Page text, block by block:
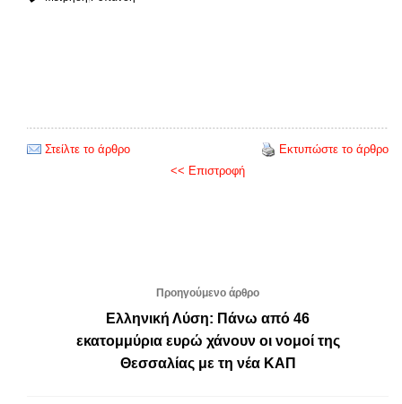
Στείλτε το άρθρο
Εκτυπώστε το άρθρο
<< Επιστροφή
Προηγούμενο άρθρο
Ελληνική Λύση: Πάνω από 46
εκατομμύρια ευρώ χάνουν οι νομοί της
Θεσσαλίας με τη νέα ΚΑΠ